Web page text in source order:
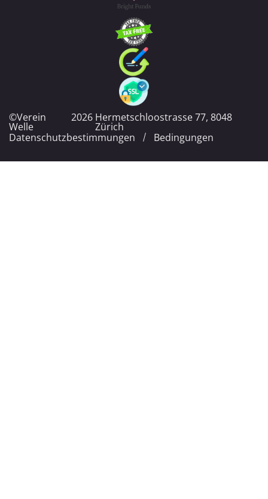
©Verein
Welle
2026 Hermetschloostrasse 77, 8048
Zürich
Datenschutzbestimmungen
Bedingungen